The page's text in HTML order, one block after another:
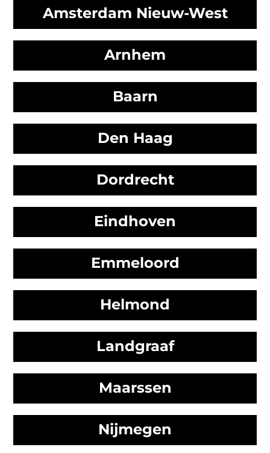
Amsterdam Nieuw-West
Arnhem
Baarn
Den Haag
Dordrecht
Eindhoven
Emmeloord
Helmond
Landgraaf
Maarssen
Nijmegen